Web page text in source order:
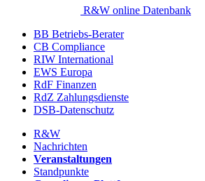
R&W online Datenbank
BB Betriebs-Berater
CB Compliance
RIW International
EWS Europa
RdF Finanzen
RdZ Zahlungsdienste
DSB-Datenschutz
R&W
Nachrichten
Veranstaltungen
Standpunkte